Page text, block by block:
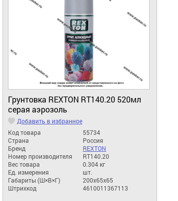
Грунтовка REXTON RT140.20 520мл
серая аэрозоль
Добавить в избранное
Код товара
55734
Страна
Россия
Бренд
REXTON
Номер производителя
RT140.20
Вес товара
0.304 кг
Ед. измерения
шт.
Габариты (Ш×В×Г)
200x65x65
Штрихкод
4610011367113